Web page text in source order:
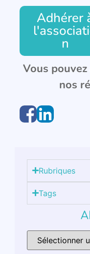
Adhérer
n
Vous
nos
Rubriques
Tags